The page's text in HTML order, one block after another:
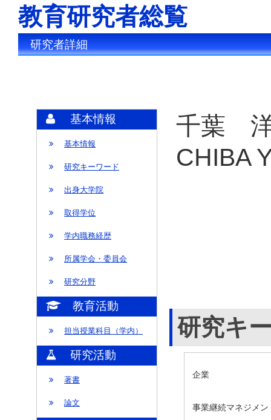
教育研究者総覧
研究者詳細
基本情報
基本情報
研究キーワード
出身大学院
取得学位
学内職務経歴
所属学会・委員会
研究分野
教育活動
担当授業科目（学内）
研究活動
著書
論文
千葉
CHIBA
研究キ
企業
事業継続マネジメン